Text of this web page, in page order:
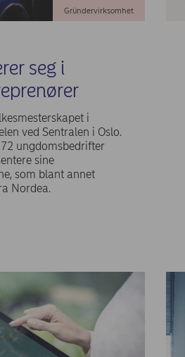
Gründervirksomhet
seg i
i
ved Sentralen i Oslo.
ungdomsbedrifter
sine
som blant annet
Nordea.